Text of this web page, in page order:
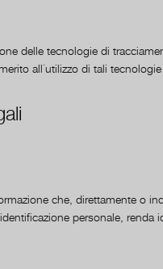
delle tecnologie di
all´utilizzo di tali
che, direttamente o
personale, renda